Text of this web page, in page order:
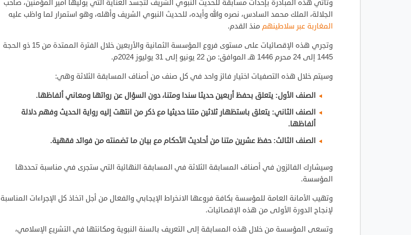
وتأتي هذه المبادرة بإحداث مسابقة للحديث النبوي الشريف لتجسد العناية التي يوليها أمير المؤمنين، صاحب
الجلالة، الملك محمد السادس، نصره والله وأيده، للحديث النبوي الشريف وأهله، وهو استمرار لما واظب عليه
المغاربة عبر سلاطينهممنذ القدم.
وتجري هذه الإقصائيات على مستوى فروع المؤسسة الثمانية والأربعين خلال الفترة الممتدة من 15 ذو الحجة
1445 إلى 24 محرم 1446 هـ الموافق: من 22 يونيو إلى 31 يوليوز 2024م.
وسيتم خلال هذه التصفيات اختيار فائز واحد في كل صنف من أصناف المسابقة الثلاثة وهي:
الصنف الأول: يتعلق بحفظ أربعين حديثا سندا ومتنا، دون السؤال عن رواتها ومعاني ألفاظها.
الصنف الثاني: يتعلق باستظهار ثلاثين متنا حديثيا مع ذكر من انتهت إليه رواية الحديث وفهم دلالة
ألفاظها.
الصنف الثالث: حفظ عشرين متنا من أحاديث الأحكام مع بيان ما تضمنته من فوائد فقهية.
وسيشارك الفائزون في أصناف المسابقة الثلاثة في المسابقة النهائية التي ستجرى في مناسبة تحددها
المؤسسة.
وتهيب الأمانة العامة للمؤسسة بكافة فروعها الانخراط الإيجابي والفعال من أجل اتخاذ كل الإجراءات المناسبة
لإنجاح الدورة الأولى من هذه الإقصائيات.
وتسعى المؤسسة من خلال هذه المسابقة إلى التعريف بالسنة النبوية ومكانتها في التشريع الإسلامي،